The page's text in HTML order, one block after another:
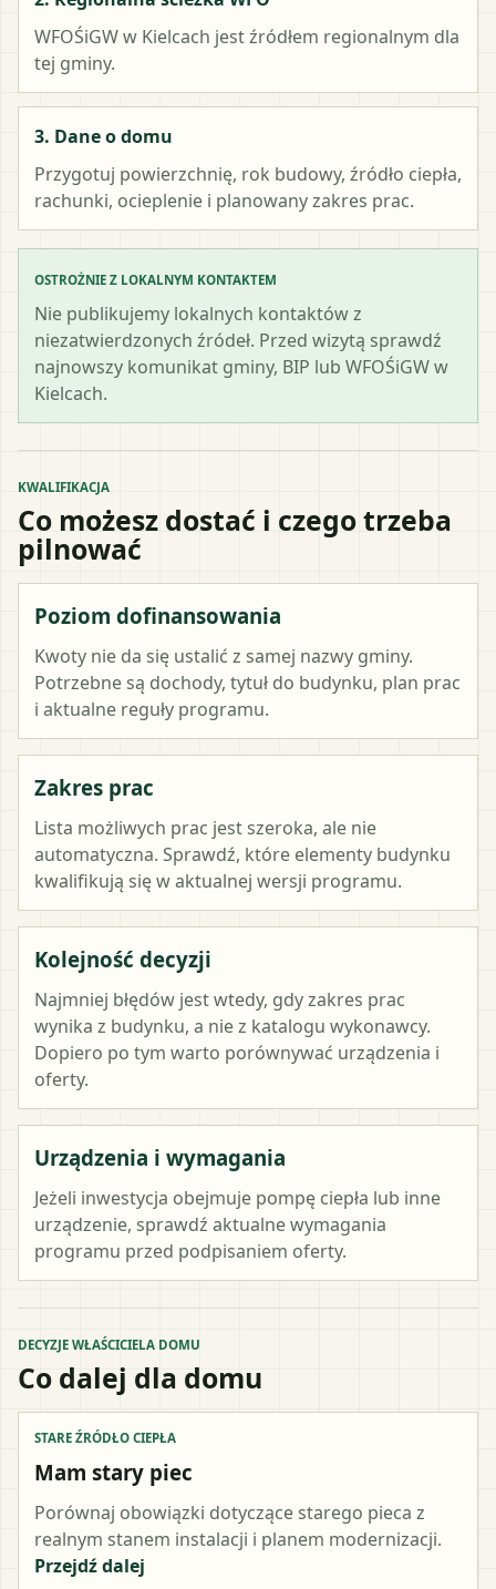
WFOŚiGW w Kielcach jest źródłem regionalnym dla
tej gminy.
3. Dane o domu
Przygotuj powierzchnię, rok budowy, źródło ciepła,
rachunki, ocieplenie i planowany zakres prac.
OSTROŻNIE Z LOKALNYM KONTAKTEM
Nie publikujemy lokalnych kontaktów z
niezatwierdzonych źródeł. Przed wizytą sprawdź
najnowszy komunikat gminy, BIP lub WFOŚiGW w
Kielcach.
KWALIFIKACJA
Co możesz dostać i czego trzeba
pilnować
Poziom dofinansowania
Kwoty nie da się ustalić z samej nazwy gminy.
Potrzebne są dochody, tytuł do budynku, plan prac
i aktualne reguły programu.
Zakres prac
Lista możliwych prac jest szeroka, ale nie
automatyczna. Sprawdź, które elementy budynku
kwalifikują się w aktualnej wersji programu.
Kolejność decyzji
Najmniej błędów jest wtedy, gdy zakres prac
wynika z budynku, a nie z katalogu wykonawcy.
Dopiero po tym warto porównywać urządzenia i
oferty.
Urządzenia i wymagania
Jeżeli inwestycja obejmuje pompę ciepła lub inne
urządzenie, sprawdź aktualne wymagania
programu przed podpisaniem oferty.
DECYZJE WŁAŚCICIELA DOMU
Co dalej dla domu
STARE ŹRÓDŁO CIEPŁA
Mam stary piec
Porównaj obowiązki dotyczące starego pieca z
realnym stanem instalacji i planem modernizacji.
Przejdź dalej